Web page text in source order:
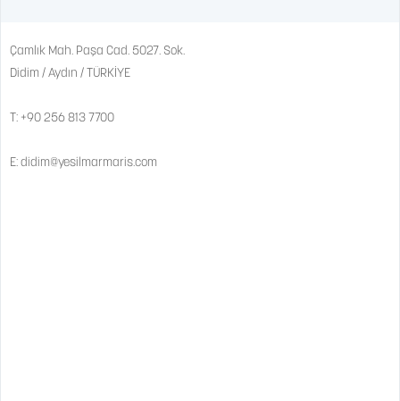
Çamlık Mah. Paşa Cad. 5027. Sok.
Didim / Aydın / TÜRKİYE
T: +90 256 813 7700
E: didim@yesilmarmaris.com